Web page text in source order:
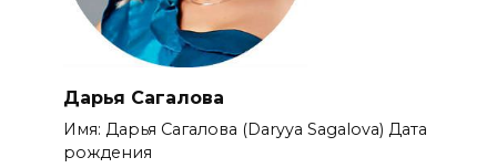
Дарья Сагалова
Имя: Дарья Сагалова (Daryya Sagalova) Дата
рождения